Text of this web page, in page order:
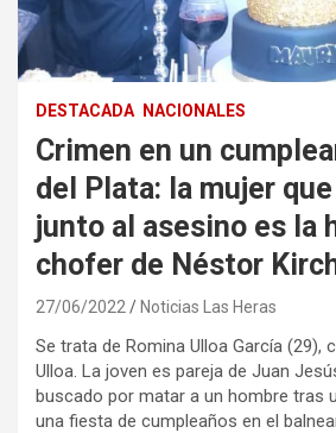
DESTACADA NACIONALES
Crimen en un
del Plata: la mujer
junto al asesino es la
chofer de Néstor
27/06/2022 Noticias Las Heras
Se trata de Romina Ulloa García (29),
Ulloa. La joven es pareja de Juan
buscado por matar a un hombre tras
una fiesta de cumpleaños en el